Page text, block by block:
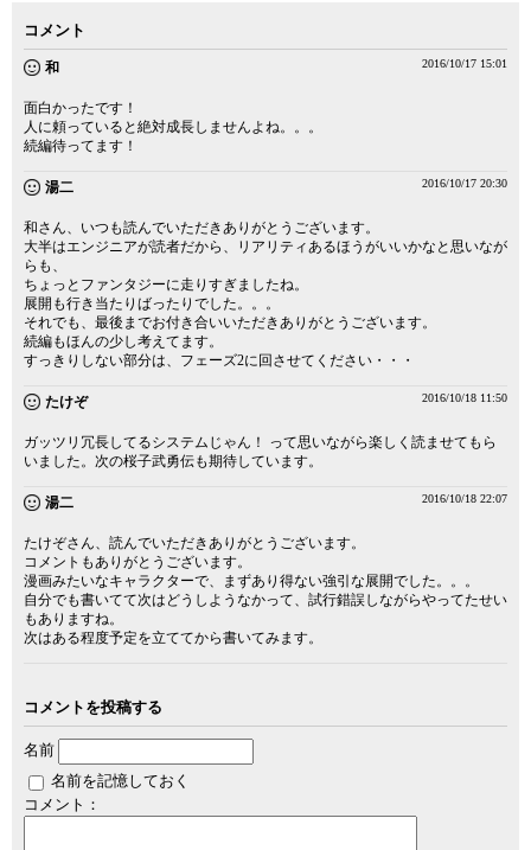
コメント
和 2016/10/17 15:01
面白かったです！
人に頼っていると絶対成長しませんよね。。。
続編待ってます！
湯二 2016/10/17 20:30
和さん、いつも読んでいただきありがとうございます。
大半はエンジニアが読者だから、リアリティあるほうがいいかなと思いなが
らも、
ちょっとファンタジーに走りすぎましたね。
展開も行き当たりばったりでした。。。
それでも、最後までお付き合いいただきありがとうございます。
続編もほんの少し考えてます。
すっきりしない部分は、フェーズ2に回させてください・・・
たけぞ 2016/10/18 11:50
ガッツリ冗長してるシステムじゃん！ って思いながら楽しく読ませてもら
いました。次の桜子武勇伝も期待しています。
湯二 2016/10/18 22:07
たけぞさん、読んでいただきありがとうございます。
コメントもありがとうございます。
漫画みたいなキャラクターで、まずあり得ない強引な展開でした。。。
自分でも書いてて次はどうしようなかって、試行錯誤しながらやってたせい
もありますね。
次はある程度予定を立ててから書いてみます。
コメントを投稿する
名前
名前を記憶しておく
コメント：